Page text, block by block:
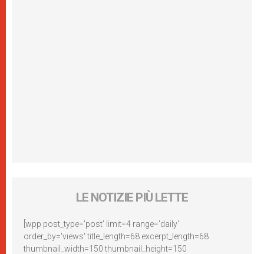
LE NOTIZIE PIÙ LETTE
[wpp post_type='post' limit=4 range='daily'
order_by='views' title_length=68 excerpt_length=68
thumbnail_width=150 thumbnail_height=150